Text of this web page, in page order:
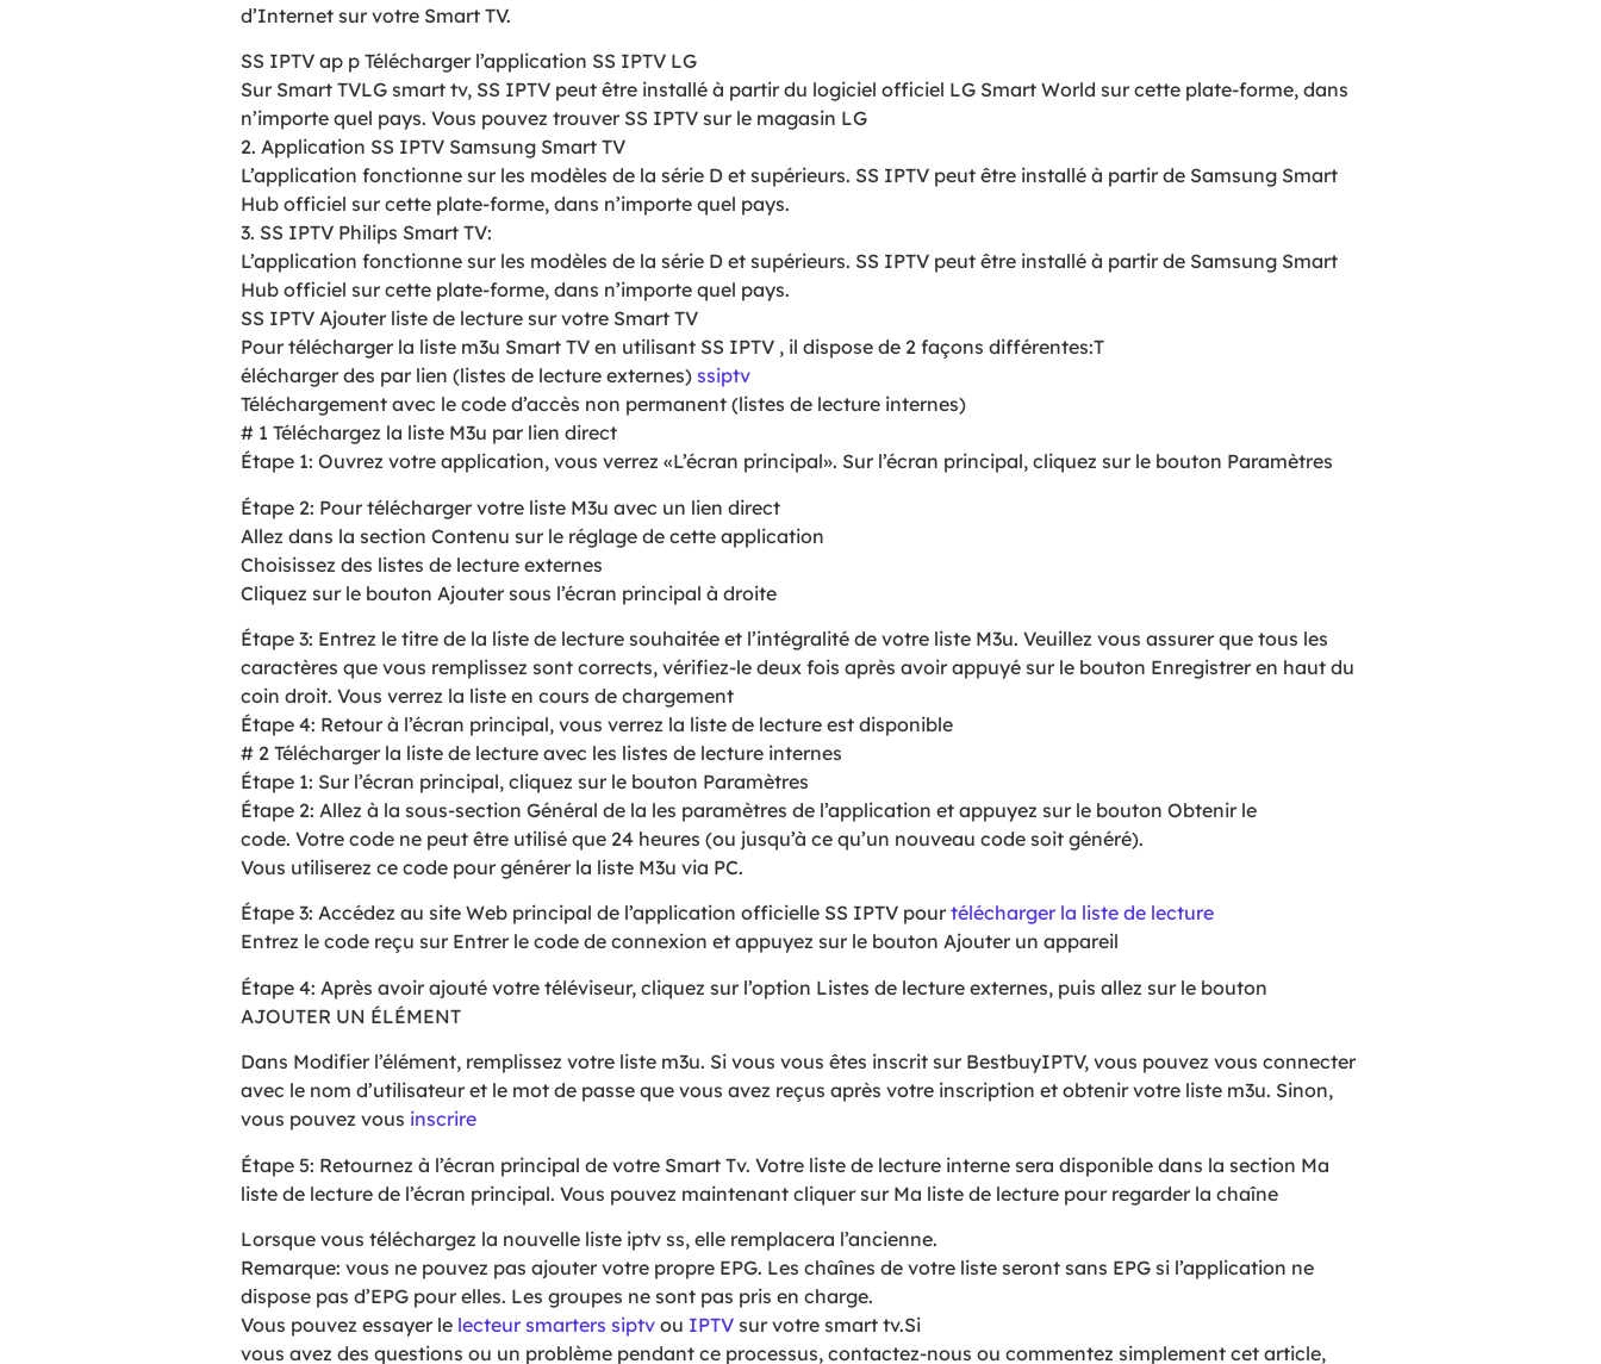
d’Internet sur votre Smart TV.
SS IPTV ap p Télécharger l’application SS IPTV LG
Sur Smart TVLG smart tv, SS IPTV peut être installé à partir du logiciel officiel LG Smart World sur cette plate-forme, dans
n’importe quel pays. Vous pouvez trouver SS IPTV sur le magasin LG
2. Application SS IPTV Samsung Smart TV
L’application fonctionne sur les modèles de la série D et supérieurs. SS IPTV peut être installé à partir de Samsung Smart
Hub officiel sur cette plate-forme, dans n’importe quel pays.
3. SS IPTV Philips Smart TV:
L’application fonctionne sur les modèles de la série D et supérieurs. SS IPTV peut être installé à partir de Samsung Smart
Hub officiel sur cette plate-forme, dans n’importe quel pays.
SS IPTV Ajouter liste de lecture sur votre Smart TV
Pour télécharger la liste m3u Smart TV en utilisant SS IPTV , il dispose de 2 façons différentes:T
élécharger des par lien (listes de lecture externes) ssiptv
Téléchargement avec le code d’accès non permanent (listes de lecture internes)
# 1 Téléchargez la liste M3u par lien direct
Étape 1: Ouvrez votre application, vous verrez «L’écran principal». Sur l’écran principal, cliquez sur le bouton Paramètres
Étape 2: Pour télécharger votre liste M3u avec un lien direct
Allez dans la section Contenu sur le réglage de cette application
Choisissez des listes de lecture externes
Cliquez sur le bouton Ajouter sous l’écran principal à droite
Étape 3: Entrez le titre de la liste de lecture souhaitée et l’intégralité de votre liste M3u. Veuillez vous assurer que tous les
caractères que vous remplissez sont corrects, vérifiez-le deux fois après avoir appuyé sur le bouton Enregistrer en haut du
coin droit. Vous verrez la liste en cours de chargement
Étape 4: Retour à l’écran principal, vous verrez la liste de lecture est disponible
# 2 Télécharger la liste de lecture avec les listes de lecture internes
Étape 1: Sur l’écran principal, cliquez sur le bouton Paramètres
Étape 2: Allez à la sous-section Général de la les paramètres de l’application et appuyez sur le bouton Obtenir le
code. Votre code ne peut être utilisé que 24 heures (ou jusqu’à ce qu’un nouveau code soit généré).
Vous utiliserez ce code pour générer la liste M3u via PC.
Étape 3: Accédez au site Web principal de l’application officielle SS IPTV pour télécharger la liste de lecture
Entrez le code reçu sur Entrer le code de connexion et appuyez sur le bouton Ajouter un appareil
Étape 4: Après avoir ajouté votre téléviseur, cliquez sur l’option Listes de lecture externes, puis allez sur le bouton
AJOUTER UN ÉLÉMENT
Dans Modifier l’élément, remplissez votre liste m3u. Si vous vous êtes inscrit sur BestbuyIPTV, vous pouvez vous connecter
avec le nom d’utilisateur et le mot de passe que vous avez reçus après votre inscription et obtenir votre liste m3u. Sinon,
vous pouvez vous inscrire
Étape 5: Retournez à l’écran principal de votre Smart Tv. Votre liste de lecture interne sera disponible dans la section Ma
liste de lecture de l’écran principal. Vous pouvez maintenant cliquer sur Ma liste de lecture pour regarder la chaîne
Lorsque vous téléchargez la nouvelle liste iptv ss, elle remplacera l’ancienne.
Remarque: vous ne pouvez pas ajouter votre propre EPG. Les chaînes de votre liste seront sans EPG si l’application ne
dispose pas d’EPG pour elles. Les groupes ne sont pas pris en charge.
Vous pouvez essayer le lecteur smarters siptvou IPTVsur votre smart tv.Si
vous avez des questions ou un problème pendant ce processus, contactez-nous ou commentez simplement cet article,